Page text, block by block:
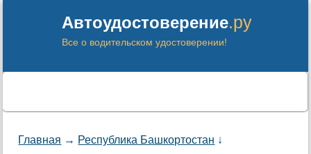
Автоудостоверение.ру
Все о водительском удостоверении!
Главная → Республика Башкортостан ↓